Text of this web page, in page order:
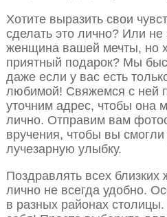
Хотите выразить свои
сделать это лично? Или не
женщина вашей мечты, но
приятный подарок? Мы
даже если у вас есть
любимой! Свяжемся с ней
уточним адрес, чтобы она
лично. Отправим вам
вручения, чтобы вы смогли
лучезарную улыбку.
Поздравлять всех
лично не всегда удобно.
в разных районах